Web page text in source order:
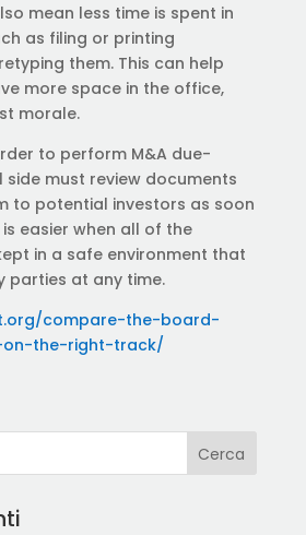
mean less time is spent in
as filing or printing
them. This can help
more space in the office,
morale.
to perform M&A due-
side must review documents
to potential investors as soon
easier when all of the
in a safe environment that
parties at any time.
compare-the-board-
the-right-track/